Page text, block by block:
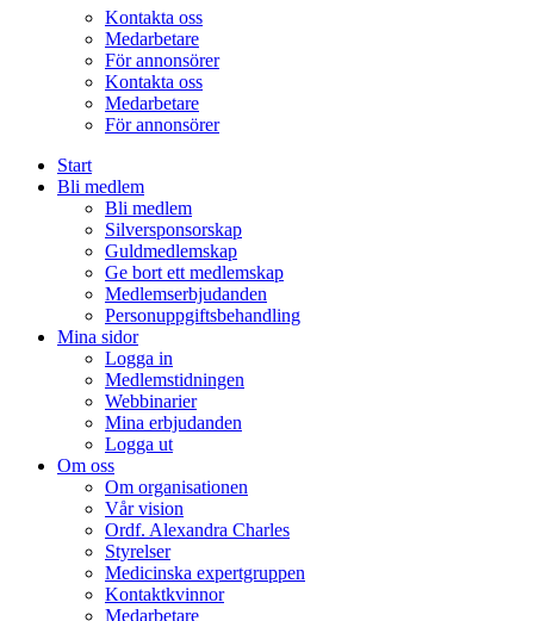
Kontakta oss
Medarbetare
För annonsörer
Kontakta oss
Medarbetare
För annonsörer
Start
Bli medlem
Bli medlem
Silversponsorskap
Guldmedlemskap
Ge bort ett medlemskap
Medlemserbjudanden
Personuppgiftsbehandling
Mina sidor
Logga in
Medlemstidningen
Webbinarier
Mina erbjudanden
Logga ut
Om oss
Om organisationen
Vår vision
Ordf. Alexandra Charles
Styrelser
Medicinska expertgruppen
Kontaktkvinnor
Medarbetare